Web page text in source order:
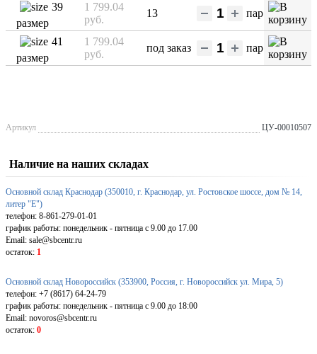
39
размер
1 799.04
руб.
13 пар
41
размер
1 799.04
руб.
под заказ пар
Артикул ЦУ-00010507
Наличие на наших складах
Основной склад Краснодар (350010, г. Краснодар, ул. Ростовское шоссе, дом № 14,
литер "Е")
телефон: 8-861-279-01-01
график работы: понедельник - пятница с 9.00 до 17.00
Email: sale@sbcentr.ru
остаток: 1
Основной склад Новороссийск (353900, Россия, г. Новороссийск ул. Мира, 5)
телефон: +7 (8617) 64-24-79
график работы: понедельник - пятница с 9.00 до 18:00
Email: novoros@sbcentr.ru
остаток: 0